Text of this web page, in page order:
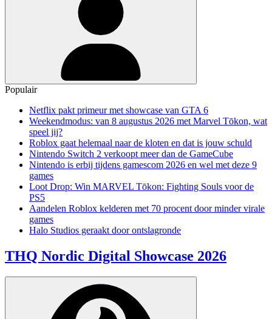
Populair
Netflix pakt primeur met showcase van GTA 6
Weekendmodus: van 8 augustus 2026 met Marvel Tōkon, wat
speel jij?
Roblox gaat helemaal naar de kloten en dat is jouw schuld
Nintendo Switch 2 verkoopt meer dan de GameCube
Nintendo is erbij tijdens gamescom 2026 en wel met deze 9
games
Loot Drop: Win MARVEL Tōkon: Fighting Souls voor de
PS5
Aandelen Roblox kelderen met 70 procent door minder virale
games
Halo Studios geraakt door ontslagronde
THQ Nordic Digital Showcase 2026